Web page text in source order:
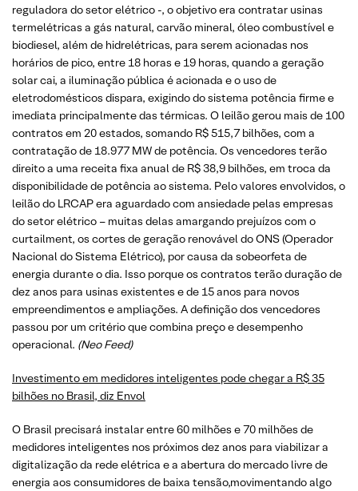
reguladora do setor elétrico -, o objetivo era contratar usinas
termelétricas a gás natural, carvão mineral, óleo combustível e
biodiesel, além de hidrelétricas, para serem acionadas nos
horários de pico, entre 18 horas e 19 horas, quando a geração
solar cai, a iluminação pública é acionada e o uso de
eletrodomésticos dispara, exigindo do sistema potência firme e
imediata principalmente das térmicas. O leilão gerou mais de 100
contratos em 20 estados, somando R$ 515,7 bilhões, com a
contratação de 18.977 MW de potência. Os vencedores terão
direito a uma receita fixa anual de R$ 38,9 bilhões, em troca da
disponibilidade de potência ao sistema. Pelo valores envolvidos, o
leilão do LRCAP era aguardado com ansiedade pelas empresas
do setor elétrico – muitas delas amargando prejuízos com o
curtailment, os cortes de geração renovável do ONS (Operador
Nacional do Sistema Elétrico), por causa da sobeorfeta de
energia durante o dia. Isso porque os contratos terão duração de
dez anos para usinas existentes e de 15 anos para novos
empreendimentos e ampliações. A definição dos vencedores
passou por um critério que combina preço e desempenho
operacional. (Neo Feed)
Investimento em medidores inteligentes pode chegar a R$ 35
bilhões no Brasil, diz Envol
O Brasil precisará instalar entre 60 milhões e 70 milhões de
medidores inteligentes nos próximos dez anos para viabilizar a
digitalização da rede elétrica e a abertura do mercado livre de
energia aos consumidores de baixa tensão,movimentando algo